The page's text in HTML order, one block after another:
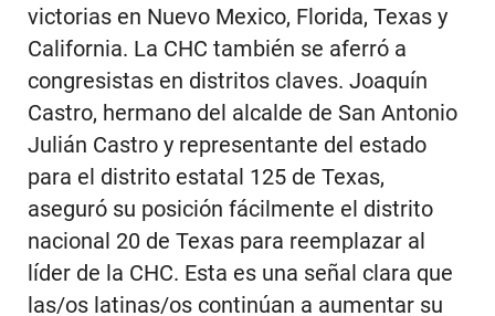
victorias en Nuevo Mexico, Florida, Texas y
California. La CHC también se aferró a
congresistas en distritos claves. Joaquín
Castro, hermano del alcalde de San Antonio
Julián Castro y representante del estado
para el distrito estatal 125 de Texas,
aseguró su posición fácilmente el distrito
nacional 20 de Texas para reemplazar al
líder de la CHC. Esta es una señal clara que
las/os latinas/os continúan a aumentar su